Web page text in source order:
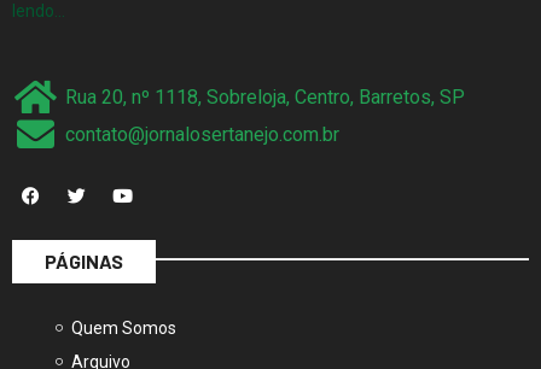
lendo…
Rua 20, nº 1118, Sobreloja, Centro, Barretos, SP
contato@jornalosertanejo.com.br
PÁGINAS
Quem Somos
Arquivo